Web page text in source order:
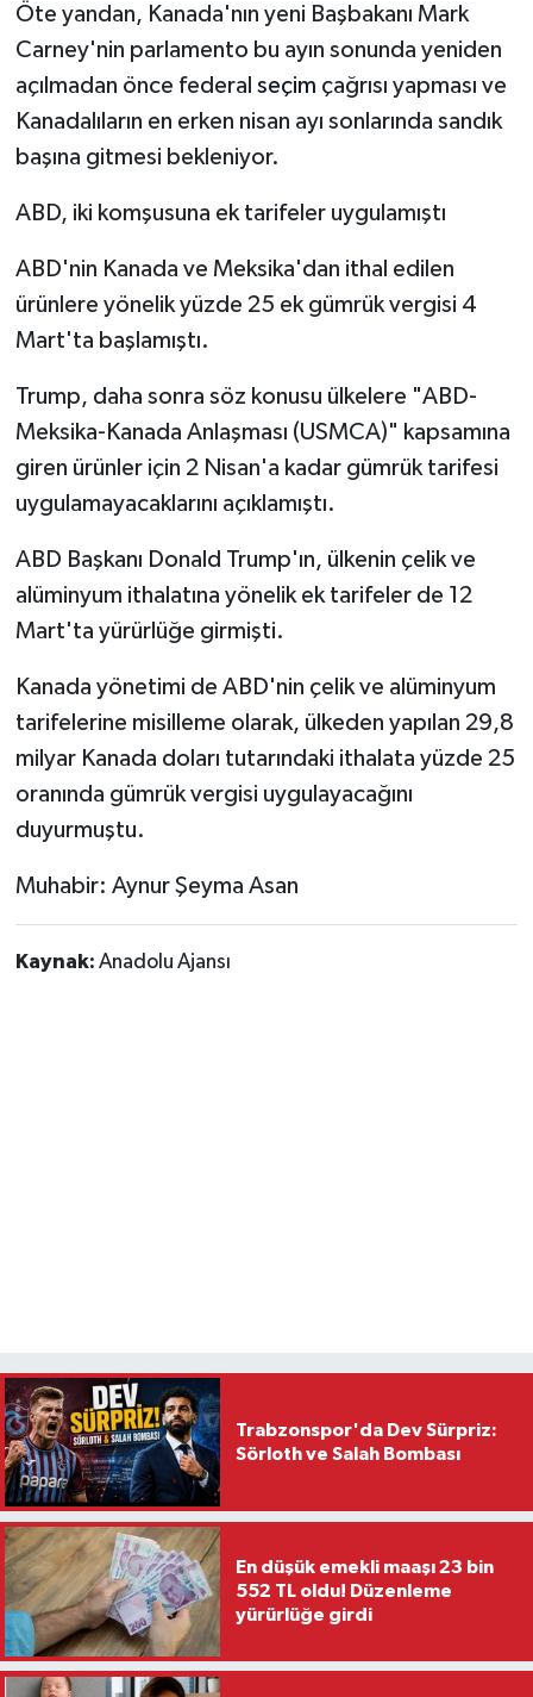
Öte yandan, Kanada'nın yeni Başbakanı Mark
Carney'nin parlamento bu ayın sonunda yeniden
açılmadan önce federal seçim çağrısı yapması ve
Kanadalıların en erken nisan ayı sonlarında sandık
başına gitmesi bekleniyor.
ABD, iki komşusuna ek tarifeler uygulamıştı
ABD'nin Kanada ve Meksika'dan ithal edilen
ürünlere yönelik yüzde 25 ek gümrük vergisi 4
Mart'ta başlamıştı.
Trump, daha sonra söz konusu ülkelere "ABD-
Meksika-Kanada Anlaşması (USMCA)" kapsamına
giren ürünler için 2 Nisan'a kadar gümrük tarifesi
uygulamayacaklarını açıklamıştı.
ABD Başkanı Donald Trump'ın, ülkenin çelik ve
alüminyum ithalatına yönelik ek tarifeler de 12
Mart'ta yürürlüğe girmişti.
Kanada yönetimi de ABD'nin çelik ve alüminyum
tarifelerine misilleme olarak, ülkeden yapılan 29,8
milyar Kanada doları tutarındaki ithalata yüzde 25
oranında gümrük vergisi uygulayacağını
duyurmuştu.
Muhabir: Aynur Şeyma Asan
Kaynak: Anadolu Ajansı
Trabzonspor'da Dev Sürpriz:
Sörloth ve Salah Bombası
En düşük emekli maaşı 23 bin
552 TL oldu! Düzenleme
yürürlüğe girdi